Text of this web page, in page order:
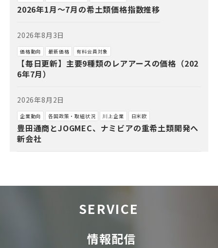
2026年1月～7月の希土類価格指数推移
2026年8月3日
価格動向 最新価格 有料会員対象
【毎日更新】主要9種類のレアアースの価格（202
6年7月）
2026年8月2日
企業動向 各国政策・取組状況 川上企業 日米欧
豊田通商とJOGMEC、ナミビアの重希土類開発へ
新会社
SERVICE
情報配信